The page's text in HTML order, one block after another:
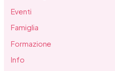
Eventi
Famiglia
Formazione
Info